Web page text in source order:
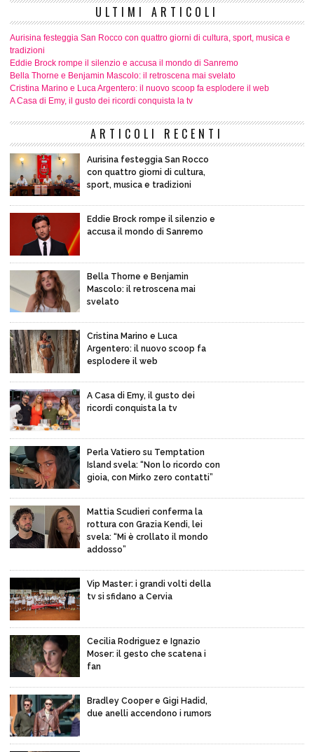
ULTIMI ARTICOLI
Aurisina festeggia San Rocco con quattro giorni di cultura, sport, musica e
tradizioni
Eddie Brock rompe il silenzio e accusa il mondo di Sanremo
Bella Thorne e Benjamin Mascolo: il retroscena mai svelato
Cristina Marino e Luca Argentero: il nuovo scoop fa esplodere il web
A Casa di Emy, il gusto dei ricordi conquista la tv
ARTICOLI RECENTI
Aurisina festeggia San Rocco
con quattro giorni di cultura,
sport, musica e tradizioni
Eddie Brock rompe il silenzio e
accusa il mondo di Sanremo
Bella Thorne e Benjamin
Mascolo: il retroscena mai
svelato
Cristina Marino e Luca
Argentero: il nuovo scoop fa
esplodere il web
A Casa di Emy, il gusto dei
ricordi conquista la tv
Perla Vatiero su Temptation
Island svela: “Non lo ricordo con
gioia, con Mirko zero contatti”
Mattia Scudieri conferma la
rottura con Grazia Kendi, lei
svela: “Mi è crollato il mondo
addosso”
Vip Master: i grandi volti della
tv si sfidano a Cervia
Cecilia Rodriguez e Ignazio
Moser: il gesto che scatena i
fan
Bradley Cooper e Gigi Hadid,
due anelli accendono i rumors